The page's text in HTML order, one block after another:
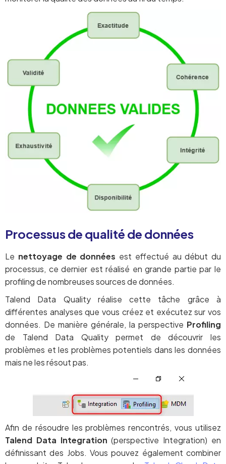
Processus de qualité de données
Le nettoyage de données est effectué au début du
processus, ce dernier est réalisé en grande partie par le
profiling de nombreuses sources de données.
Talend Data Quality réalise cette tâche grâce à
différentes analyses que vous créez et exécutez sur vos
données. De manière générale, la perspective Profiling
de Talend Data Quality permet de découvrir les
problèmes et les problèmes potentiels dans les données
mais ne les résout pas.
Afin de résoudre les problèmes rencontrés, vous utilisez
Talend Data Integration (perspective Integration) en
définissant des Jobs. Vous pouvez également combiner